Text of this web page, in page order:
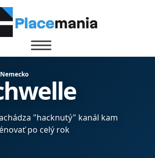
Nemecko
"hacknutý" kanál kam
po celý rok